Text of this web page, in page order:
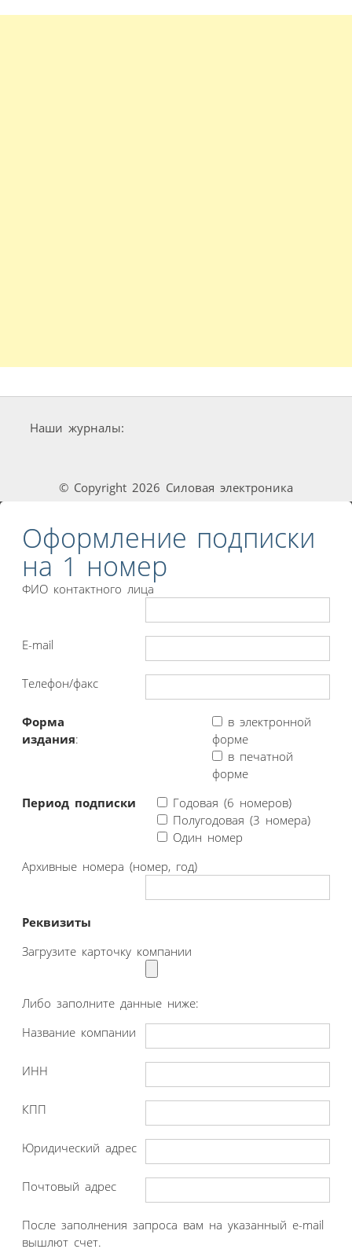
Наши журналы:
© Copyright 2026 Силовая электроника
Оформление подписки
на 1 номер
ФИО контактного лица
E-mail
Телефон/факс
Форма
издания:
в электронной
форме
в печатной
форме
Период подписки
Годовая (6 номеров)
Полугодовая (3 номера)
Один номер
Архивные номера (номер, год)
Реквизиты
Загрузите карточку компании
Либо заполните данные ниже:
Название компании
ИНН
КПП
Юридический адрес
Почтовый адрес
После заполнения запроса вам на указанный e-mail
вышлют счет.